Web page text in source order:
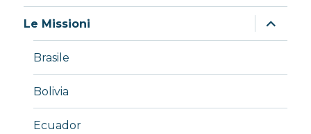
Le Missioni
apri
i
menu
Brasile
Bolivia
Ecuador